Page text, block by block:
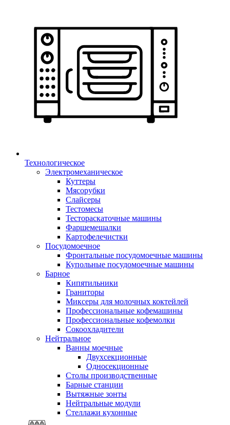
Технологическое
Электромеханическое
Куттеры
Мясорубки
Слайсеры
Тестомесы
Тестораскаточные машины
Фаршемешалки
Картофелечистки
Посудомоечное
Фронтальные посудомоечные машины
Купольные посудомоечные машины
Барное
Кипятильники
Граниторы
Миксеры для молочных коктейлей
Профессиональные кофемашины
Профессиональные кофемолки
Сокоохладители
Нейтральное
Ванны моечные
Двухсекционные
Односекционные
Столы производственные
Барные станции
Вытяжные зонты
Нейтральные модули
Стеллажи кухонные